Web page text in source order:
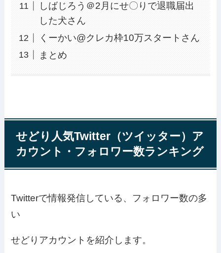
しばじろう＠2月にせ〇りで退職届出
した犬さん
くーかい@クレカ枠10万スタートさん
まとめ
せどり人気Twitter（ツイッター）ア
カウント・フォロワー数ランキング
Twitterで情報発信している、フォロワー数の多
い
せどりアカウントを紹介します。